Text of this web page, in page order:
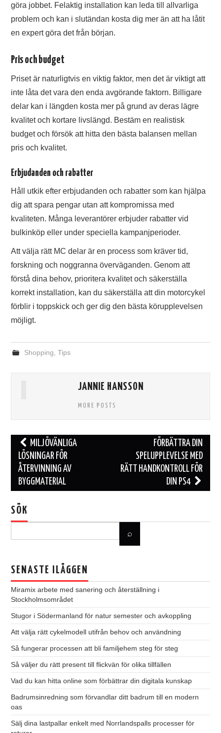
göra jobbet. Felaktig installation kan leda till allvarliga
problem och kan i slutändan kosta dig mer än att ha låtit
en expert göra det från början.
Pris och budget
Priset är naturligtvis en viktig faktor, men det är viktigt att
inte låta det vara den enda avgörande faktorn. Billigare
delar kan i längden kosta mer på grund av deras lägre
kvalitet och kortare livslängd. Bestäm en realistisk
budget och försök att hitta den bästa balansen mellan
pris och kvalitet.
Erbjudanden och rabatter
Håll utkik efter erbjudanden och rabatter som kan hjälpa
dig att spara pengar utan att kompromissa med
kvaliteten. Många leverantörer erbjuder rabatter vid
bulkinköp eller under speciella kampanjperioder.
Att välja rätt MC delar är en process som kräver tid,
forskning och noggranna överväganden. Genom att
förstå dina behov, prioritera kvalitet och säkerställa
korrekt installation, kan du säkerställa att din motorcykel
förblir i toppskick och ger dig den bästa körupplevelsen
möjligt.
Shopping Tips
JANNIE HANSSON
MORE POSTS
Inläggsnavigering
MILJÖVÄNLIGA
LÖSNINGAR FÖR
ÅTERVINNING AV
BYGGMATERIAL
FÖRBÄTTRA DIN
SPELUPPLEVELSE MED
RÄTT HANDKONTROLL FÖR
DIN PS4
SÖK
SENASTE ILÄGGEN
Miramix arbete med sanering och återställning i
Stockholmsområdet
Stugor i Södermanland för natur semester och avkoppling
Att välja rätt cykelmodell utifrån behov och användning
Så fungerar processen att bli familjehem steg för steg
Så väljer du rätt present till flickvän för olika tillfällen
Vad du kan hitta online som förbättrar din digitala kunskap
Badrumsinredning som förvandlar ditt badrum till en modern
oas
Sälj dina lastpallar enkelt med Norrlandspalls processer för